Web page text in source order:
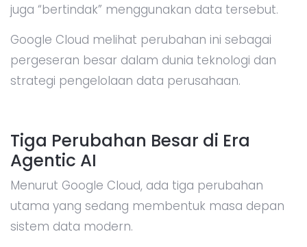
juga “bertindak” menggunakan data tersebut.
Google Cloud melihat perubahan ini sebagai
pergeseran besar dalam dunia teknologi dan
strategi pengelolaan data perusahaan.
Tiga Perubahan Besar di Era
Agentic AI
Menurut Google Cloud, ada tiga perubahan
utama yang sedang membentuk masa depan
sistem data modern.